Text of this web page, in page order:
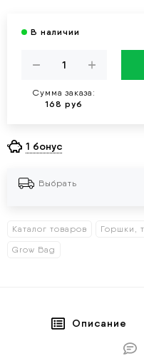
Сумма заказа:
168 руб
1 бонус
Выбрать
Каталог товаров
Grow Bag
Описание